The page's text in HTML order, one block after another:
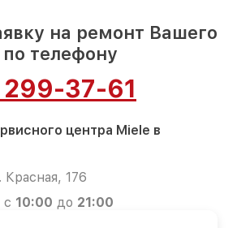
на ремонт Вашего
телефону
37-61
центра Miele в
Красная, 176
с 10:00 до 21:00